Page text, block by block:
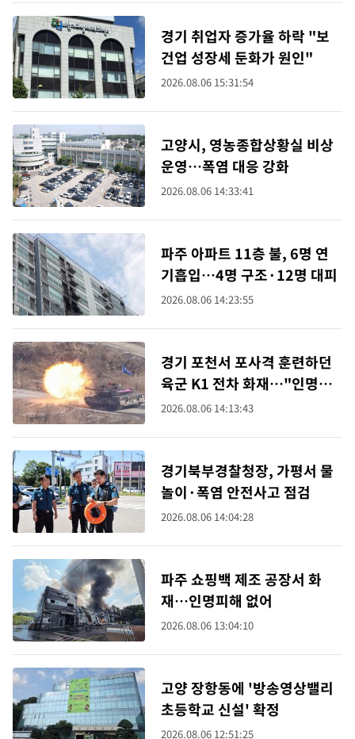
경기 취업자 증가율 하락 "보
건업 성장세 둔화가 원인"
2026.08.06 15:31:54
고양시, 영농종합상황실 비상
운영…폭염 대응 강화
2026.08.06 14:33:41
파주 아파트 11층 불, 6명 연
기흡입…4명 구조·12명 대피
2026.08.06 14:23:55
경기 포천서 포사격 훈련하던
육군 K1 전차 화재…"인명피
해 없어"
2026.08.06 14:13:43
경기북부경찰청장, 가평서 물
놀이·폭염 안전사고 점검
2026.08.06 14:04:28
파주 쇼핑백 제조 공장서 화
재…인명피해 없어
2026.08.06 13:04:10
고양 장항동에 '방송영상밸리
초등학교 신설' 확정
2026.08.06 12:51:25